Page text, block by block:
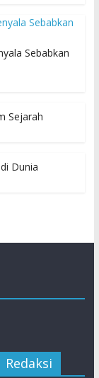
Sebabkan
Sejarah
Dunia
Redaksi